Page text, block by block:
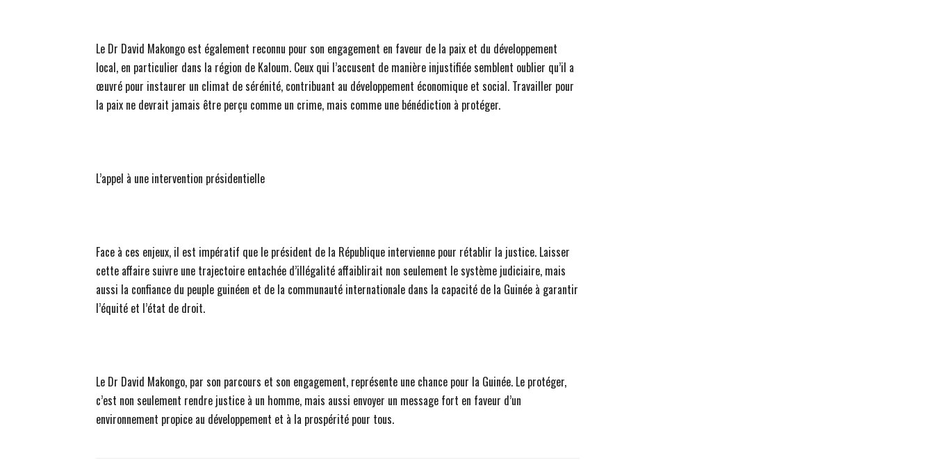
Le Dr David Makongo est également reconnu pour son engagement en faveur de la paix et du développement
local, en particulier dans la région de Kaloum. Ceux qui l’accusent de manière injustifiée semblent oublier qu’il a
œuvré pour instaurer un climat de sérénité, contribuant au développement économique et social. Travailler pour
la paix ne devrait jamais être perçu comme un crime, mais comme une bénédiction à protéger.
L’appel à une intervention présidentielle
Face à ces enjeux, il est impératif que le président de la République intervienne pour rétablir la justice. Laisser
cette affaire suivre une trajectoire entachée d’illégalité affaiblirait non seulement le système judiciaire, mais
aussi la confiance du peuple guinéen et de la communauté internationale dans la capacité de la Guinée à garantir
l’équité et l’état de droit.
Le Dr David Makongo, par son parcours et son engagement, représente une chance pour la Guinée. Le protéger,
c’est non seulement rendre justice à un homme, mais aussi envoyer un message fort en faveur d’un
environnement propice au développement et à la prospérité pour tous.